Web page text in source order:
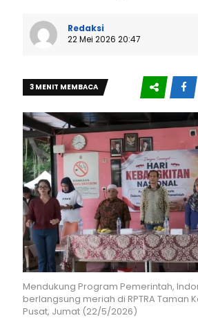
Redaksi
22 Mei 2026 20:47
3 MENIT MEMBACA
Mendukung Program Pemerintah,
berlangsung meriah di RPTRA Taman
Pusat, Jumat (22/5/2026)